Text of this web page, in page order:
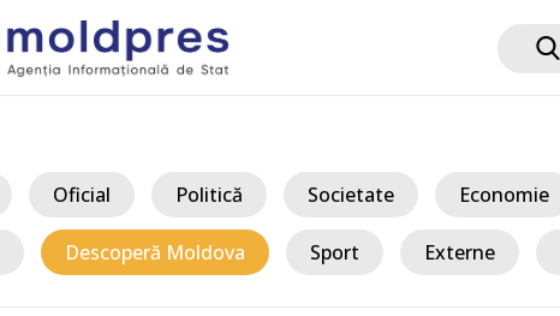
Oficial Politică Societate Economie
Descoperă Moldova Sport Externe